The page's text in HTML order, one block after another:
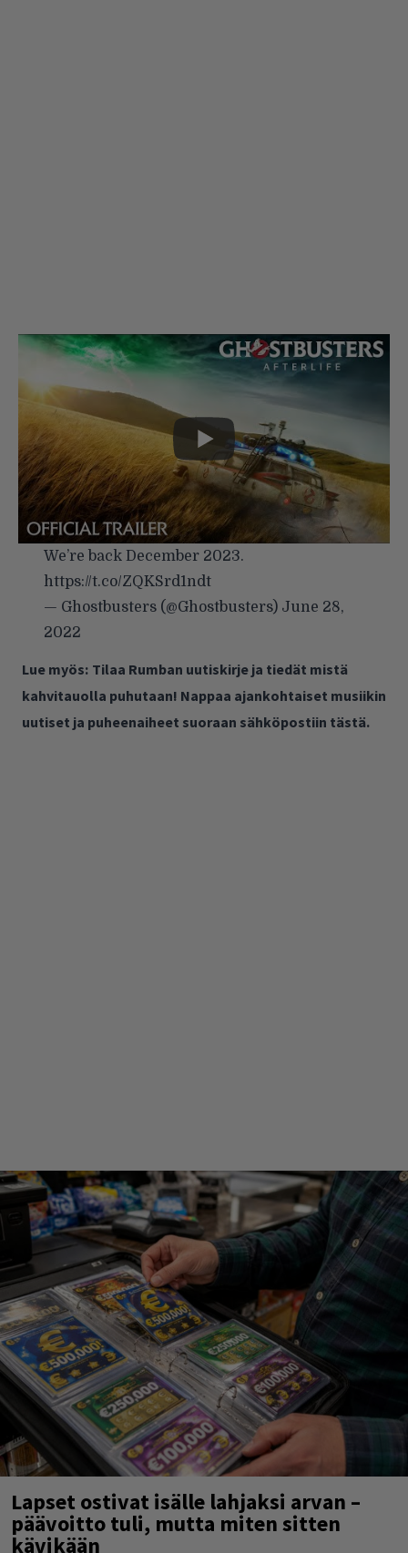
We’re back December 2023.
https://t.co/ZQKSrd1ndt
— Ghostbusters (@Ghostbusters) June 28,
2022
Lue myös: Tilaa Rumban uutiskirje ja tiedät mistä
kahvitauolla puhutaan! Nappaa ajankohtaiset musiikin
uutiset ja puheenaiheet suoraan sähköpostiin tästä.
Lapset ostivat isälle lahjaksi arvan –
päävoitto tuli, mutta miten sitten
kävikään